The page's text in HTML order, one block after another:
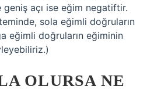
açı ise eğim negatiftir.
sola eğimli doğruların
eğimli doğruların eğiminin
OLURSA NE